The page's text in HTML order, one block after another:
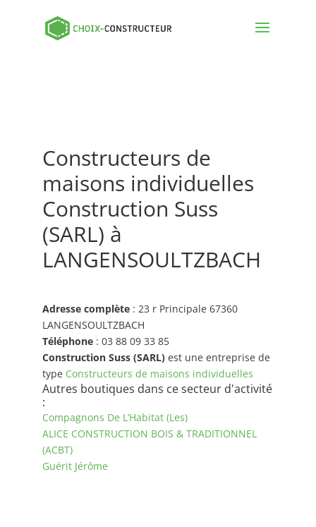
Constructeurs de
maisons individuelles
Construction Suss
(SARL) à
LANGENSOULTZBACH
Adresse complète: 23 r Principale 67360
LANGENSOULTZBACH
Téléphone: 03 88 09 33 85
Construction Suss (SARL)est une entreprise de
type Constructeurs de maisons individuelles
Autres boutiques dans ce secteur d'activité
:
Compagnons De L’Habitat (Les)
ALICE CONSTRUCTION BOIS & TRADITIONNEL
(ACBT)
Guérit Jérôme